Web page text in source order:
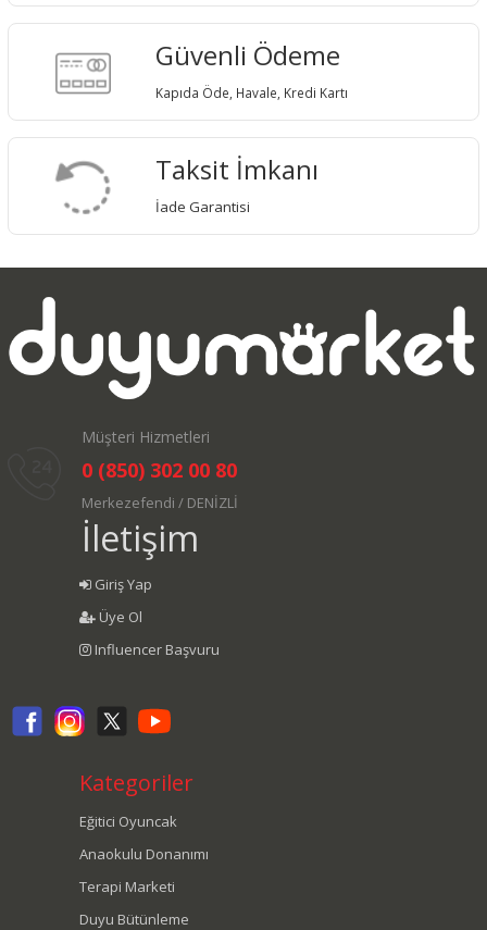
Güvenli Ödeme
Kapıda Öde, Havale, Kredi Kartı
Taksit İmkanı
İade Garantisi
Müşteri Hizmetleri
0 (850) 302 00 80
Merkezefendi / DENİZLİ
İletişim
Giriş Yap
Üye Ol
Influencer Başvuru
Kategoriler
Eğitici Oyuncak
Anaokulu Donanımı
Terapi Marketi
Duyu Bütünleme